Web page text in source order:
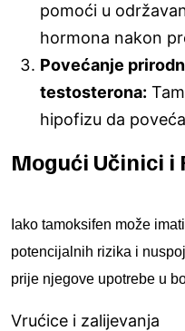
pomoći u
hormona nakon
Povećanje
testosterona:
hipofizu da
Mogući Učinici i
Iako tamoksifen može
potencijalnih rizika i
prije njegove upotrebe u
Vrućice i zalijevanja